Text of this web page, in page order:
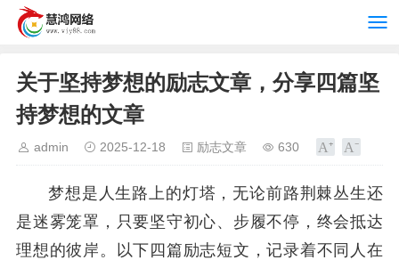
关于坚持梦想的励志文章，分享四篇坚
持梦想的文章
admin 2025-12-18 励志文章 630
梦想是人生路上的灯塔，无论前路荆棘丛生还
是迷雾笼罩，只要坚守初心、步履不停，终会抵达
理想的彼岸。以下四篇励志短文，记录着不同人在